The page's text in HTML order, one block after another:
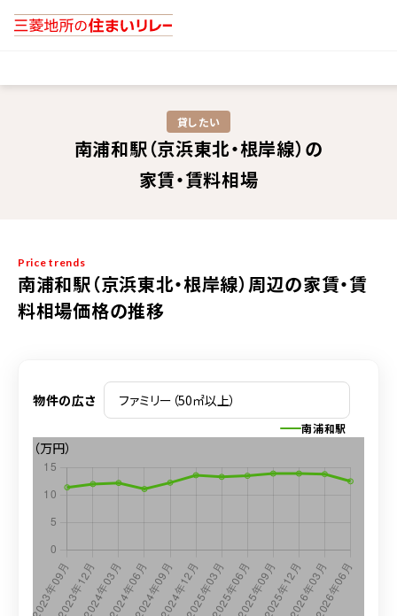
貸したい
南浦和駅（京浜東北・根岸線）の
家賃・賃料相場
Price trends
南浦和駅（京浜東北・根岸線）周辺の家賃・賃
料相場価格の推移
物件の広さ
南浦和駅
（万円）